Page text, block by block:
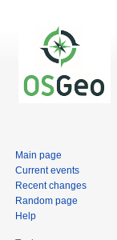
Main page
Current events
Recent changes
Random page
Help